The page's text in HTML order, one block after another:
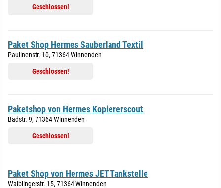
Geschlossen!
Paket Shop Hermes Sauberland Textil
Paulinenstr. 10, 71364 Winnenden
Geschlossen!
Paketshop von Hermes Kopiererscout
Badstr. 9, 71364 Winnenden
Geschlossen!
Paket Shop von Hermes JET Tankstelle
Waiblingerstr. 15, 71364 Winnenden